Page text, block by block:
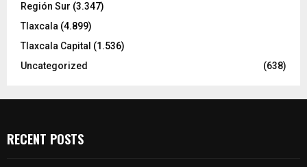
Región Sur (3.347)
Tlaxcala (4.899)
Tlaxcala Capital (1.536)
Uncategorized
(638)
RECENT POSTS